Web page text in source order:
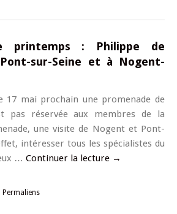
printemps : Philippe de
sur-Seine et à Nogent-
17 mai prochain une promenade de
pas réservée aux membres de la
une visite de Nogent et Pont-
intéresser tous les spécialistes du
… Continuer la lecture →
Permaliens